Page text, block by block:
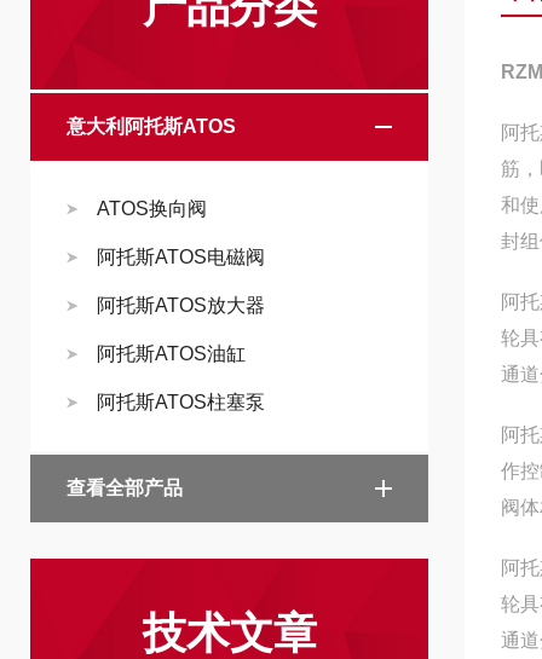
意大利阿托斯ATOS
ATOS换向阀
阿托斯ATOS电磁阀
阿托斯ATOS放大器
阿托斯ATOS油缸
阿托斯ATOS柱塞泵
查看全部产品
技术文章
阿
筋
和
封
阿
轮
通
阿
作
阀
阿
轮
通